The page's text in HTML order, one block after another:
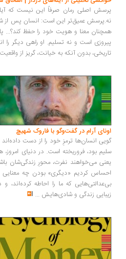
پرسش اصلی رمان صرفاً این نیست که
نه.پرسش عمیق‌تر این است: انسان پس از
همچنان معنا و هویت خود را حفظ کند؟...
پیروزی است و نه تسلیم. او راهی دیگر
تاریخی، بدون آنکه به خیانت، گریز از واقعیت
اونای آرام در گفت‌وگو با فاروک شهیچ‭
گویی انسان‌ها ترمزِ خود را از دست
سلیم بود، فروریخته است. در دنیای
یعنی می‌خواهند نفرت، محورِ زندگی‌شان
احساس کردیم «دیگری» بودن چه
بی‌عدالتی‌هایی که ما را احاطه
زیبایی زندگی و شادی‌هایش ...